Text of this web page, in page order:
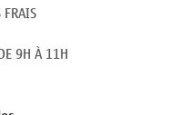
9H À 11H